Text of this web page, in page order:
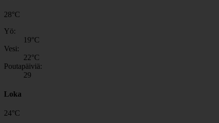
28°C
Yö:
19°C
Vesi:
22°C
Poutapäiviä:
29
Loka
24°C